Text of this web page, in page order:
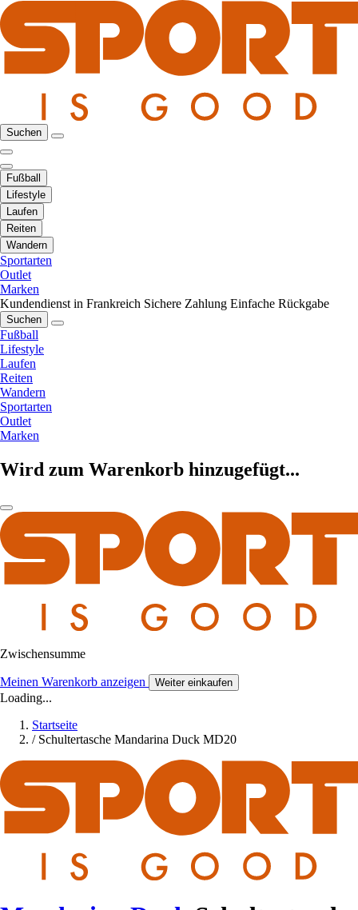
Suchen
Fußball
Lifestyle
Laufen
Reiten
Wandern
Sportarten
Outlet
Marken
Kundendienst in Frankreich Sichere Zahlung Einfache Rückgabe
Suchen
Fußball
Lifestyle
Laufen
Reiten
Wandern
Sportarten
Outlet
Marken
Wird zum Warenkorb hinzugefügt...
Zwischensumme
Meinen Warenkorb anzeigen Weiter einkaufen
Loading...
Startseite
/ Schultertasche Mandarina Duck MD20